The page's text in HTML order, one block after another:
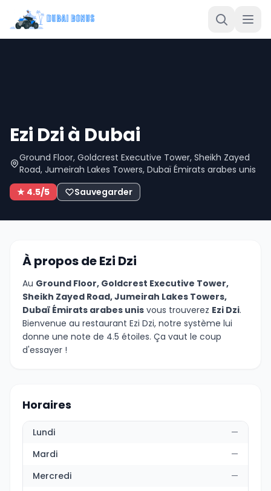
Ezi Dzi à Dubai
Ground Floor, Goldcrest Executive Tower, Sheikh Zayed
Road, Jumeirah Lakes Towers, Dubaï Émirats arabes unis
★ 4.5/5
Sauvegarder
À propos de Ezi Dzi
Au Ground Floor, Goldcrest Executive Tower,
Sheikh Zayed Road, Jumeirah Lakes Towers,
Dubaï Émirats arabes unis vous trouverez Ezi Dzi.
Bienvenue au restaurant Ezi Dzi, notre système lui
donne une note de 4.5 étoiles. Ça vaut le coup
d'essayer !
Horaires
Lundi
—
Mardi
—
Mercredi
—